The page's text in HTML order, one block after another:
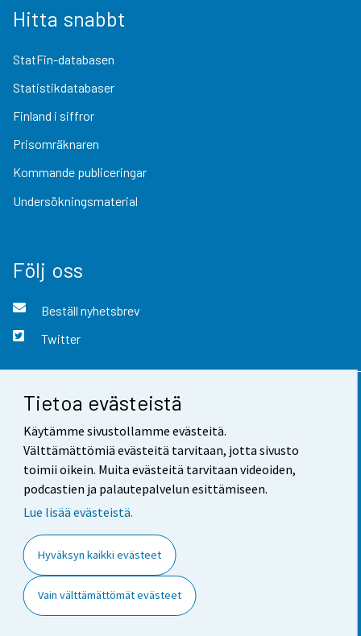
Tietoa evästeistä
Käytämme sivustollamme evästeitä.
Välttämättömiä evästeitä tarvitaan, jotta sivusto
toimii oikein. Muita evästeitä tarvitaan videoiden,
podcastien ja palautepalvelun esittämiseen.
Lue lisää evästeistä.
Hyväksyn kaikki evästeet
Vain välttämättömät evästeet
Hitta snabbt
StatFin-databasen
Statistikdatabaser
Finland i siffror
Prisomräknaren
Kommande publiceringar
Undersökningsmaterial
Följ oss
Beställ nyhetsbrev
Twitter
Kontaktinformation
Respons
Användarvillkor
Tillgänglighet
Information om webbplatsen
Cookie-inställningar